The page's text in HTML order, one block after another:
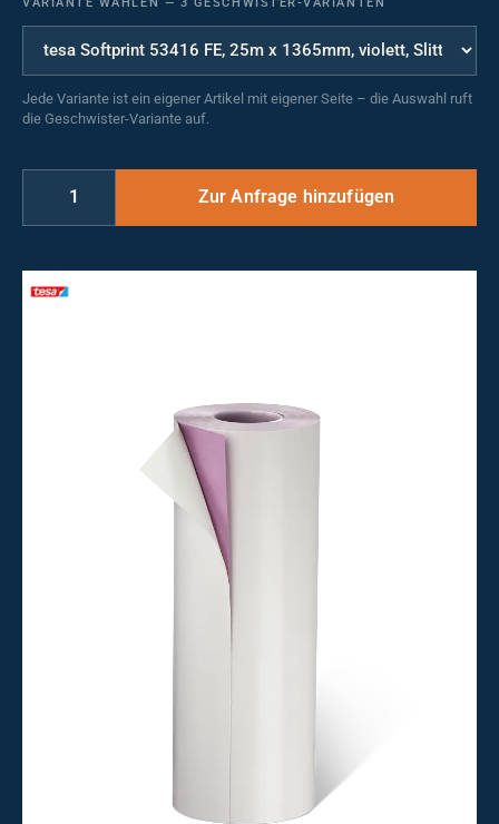
Jede Variante ist ein eigener Artikel mit eigener Seite – die Auswahl ruft
die Geschwister-Variante auf.